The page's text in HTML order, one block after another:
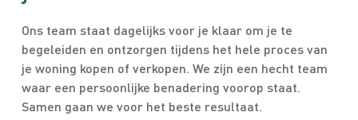
Ons team staat dagelijks voor je klaar om je te
begeleiden en ontzorgen tijdens het hele proces van
je woning kopen of verkopen. We zijn een hecht team
waar een persoonlijke benadering voorop staat.
Samen gaan we voor het beste resultaat.